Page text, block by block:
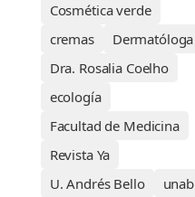
Cosmética verde
cremas
Dermatóloga
Dra. Rosalia Coelho
ecología
Facultad de Medicina
Revista Ya
U. Andrés Bello
unab